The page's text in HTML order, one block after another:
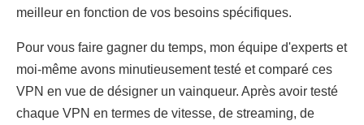
meilleur en fonction de vos besoins spécifiques.
Pour vous faire gagner du temps, mon équipe d'experts et
moi-même avons minutieusement testé et comparé ces
VPN en vue de désigner un vainqueur. Après avoir testé
chaque VPN en termes de vitesse, de streaming, de